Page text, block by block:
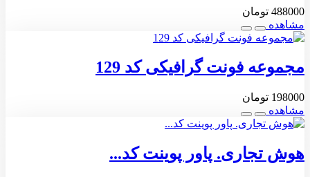
488000 تومان
مشاهده
مجموعه فونت گرافیکی کد 129
198000 تومان
مشاهده
هوش تجاری. پاور پوینت کد...